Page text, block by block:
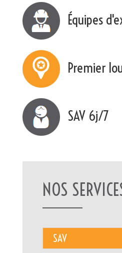
Équipes
Premier
SAV 6j/7
NOS
SAV